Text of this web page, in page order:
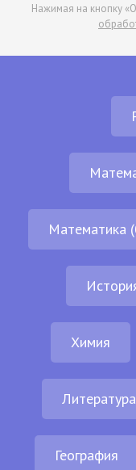
Нажимая на кнопку
Математика
Химия
Литература
География